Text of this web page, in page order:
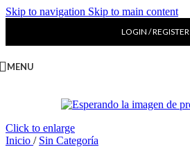
Skip to navigation Skip to main content
LOGIN / REGISTER
MENU
Click to enlarge
Inicio / Sin Categoría